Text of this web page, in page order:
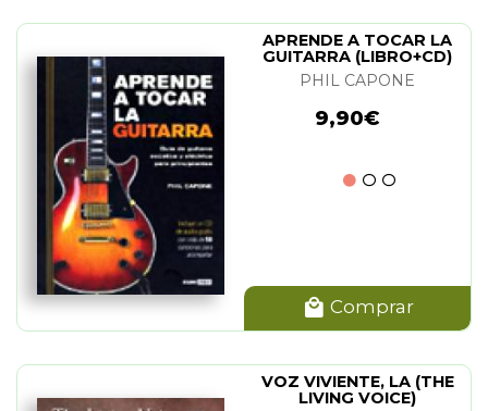
APRENDE A TOCAR LA
GUITARRA (LIBRO+CD)
PHIL CAPONE
9,90€
Comprar
VOZ VIVIENTE, LA (THE
LIVING VOICE)